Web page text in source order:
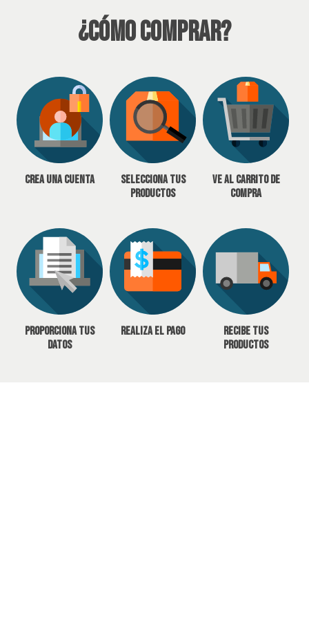
¿Cómo Comprar?
Crea una cuenta
Selecciona tus
productos
Ve al carrito de
compra
Proporciona tus
datos
Realiza el pago
Recibe tus
productos